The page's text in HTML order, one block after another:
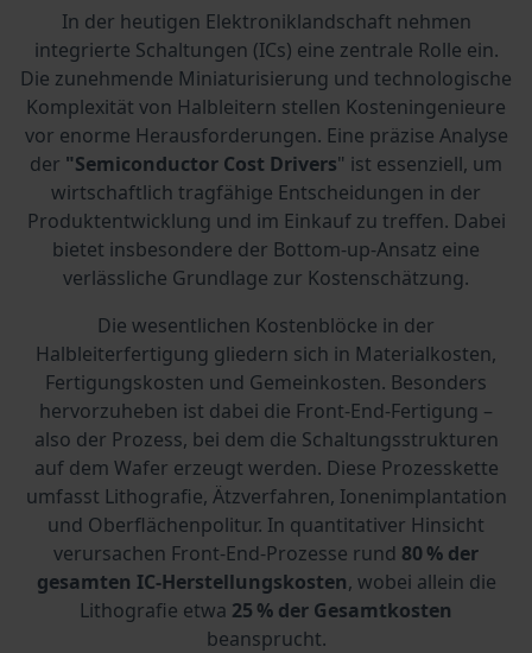
In der heutigen Elektroniklandschaft nehmen
integrierte Schaltungen (ICs) eine zentrale Rolle ein.
Die zunehmende Miniaturisierung und technologische
Komplexität von Halbleitern stellen Kosteningenieure
vor enorme Herausforderungen. Eine präzise Analyse
der "Semiconductor Cost Drivers" ist essenziell, um
wirtschaftlich tragfähige Entscheidungen in der
Produktentwicklung und im Einkauf zu treffen. Dabei
bietet insbesondere der Bottom-up-Ansatz eine
verlässliche Grundlage zur Kostenschätzung.
Die wesentlichen Kostenblöcke in der
Halbleiterfertigung gliedern sich in Materialkosten,
Fertigungskosten und Gemeinkosten. Besonders
hervorzuheben ist dabei die Front-End-Fertigung –
also der Prozess, bei dem die Schaltungsstrukturen
auf dem Wafer erzeugt werden. Diese Prozesskette
umfasst Lithografie, Ätzverfahren, Ionenimplantation
und Oberflächenpolitur. In quantitativer Hinsicht
verursachen Front-End-Prozesse rund 80 % der
gesamten IC-Herstellungskosten, wobei allein die
Lithografie etwa 25 % der Gesamtkosten
beansprucht.